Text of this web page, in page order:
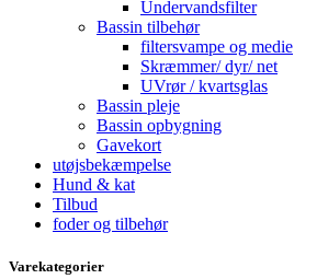
Undervandsfilter
Bassin tilbehør
filtersvampe og medie
Skræmmer/ dyr/ net
UVrør / kvartsglas
Bassin pleje
Bassin opbygning
Gavekort
utøjsbekæmpelse
Hund & kat
Tilbud
foder og tilbehør
Varekategorier